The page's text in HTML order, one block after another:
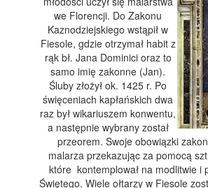
we Florencji. Do Zakonu
Kaznodziejskiego wstąpił w
Fiesole, gdzie otrzymał habit z
rąk bł. Jana Dominici oraz to
samo imię zakonne (Jan).
Śluby złożył ok. 1425 r. Po
święceniach kapłańskich dwa
raz był wikariuszem konwentu,
a następnie wybrany został
przeorem. Swoje obowiązki
malarza przekazując za pomocą
które kontemplował na modlitwie i
Świętego. Wiele ołtarzy w Fiesole